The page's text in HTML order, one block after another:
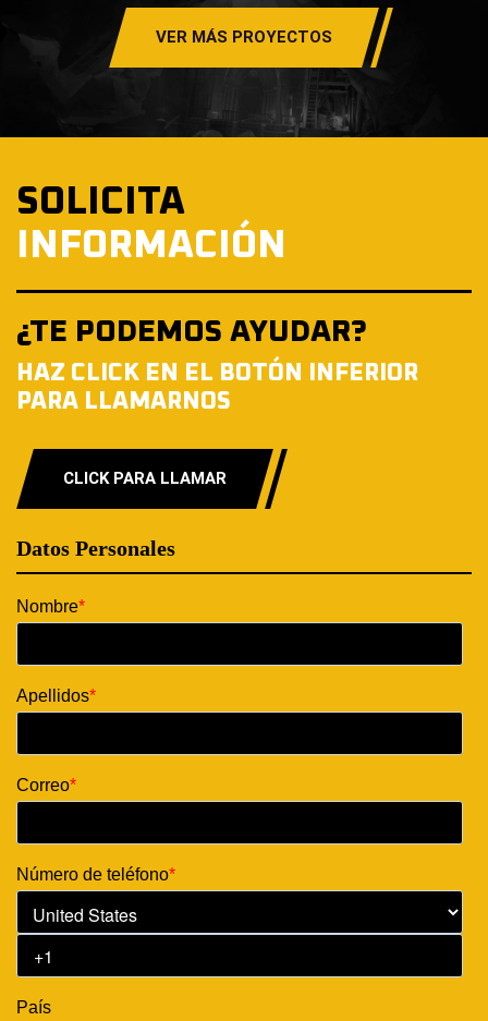
VER MÁS PROYECTOS
SOLICITA
INFORMACIÓN
¿TE PODEMOS AYUDAR?
HAZ CLICK EN EL BOTÓN INFERIOR
PARA LLAMARNOS
CLICK PARA LLAMAR